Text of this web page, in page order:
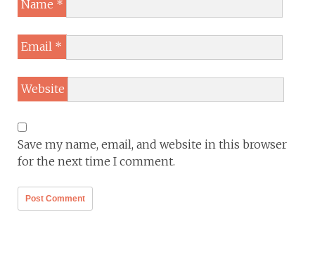
Name *
Email *
Website
Save my name, email, and website in this browser
for the next time I comment.